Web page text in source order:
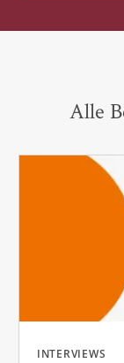
Alle
INTERVIEWS